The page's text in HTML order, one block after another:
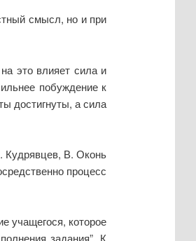
смысл, но и при
это влияет сила и
побуждение к
достигнуты, а сила
Кудрявцев, В. Оконь
процесс
учащегося, которое